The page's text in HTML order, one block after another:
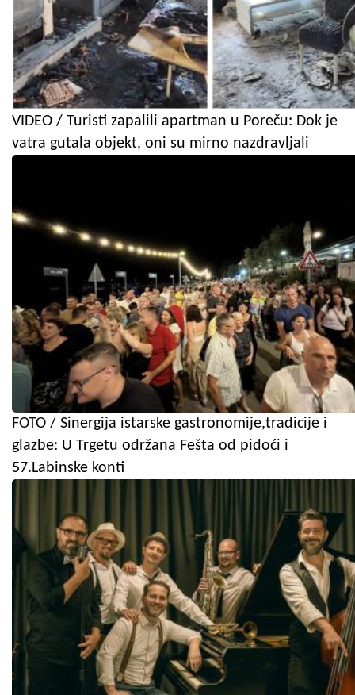
VIDEO / Turisti zapalili apartman u Poreču: Dok je
vatra gutala objekt, oni su mirno nazdravljali
FOTO / Sinergija istarske gastronomije,tradicije i
glazbe: U Trgetu održana Fešta od pidoći i
57.Labinske konti